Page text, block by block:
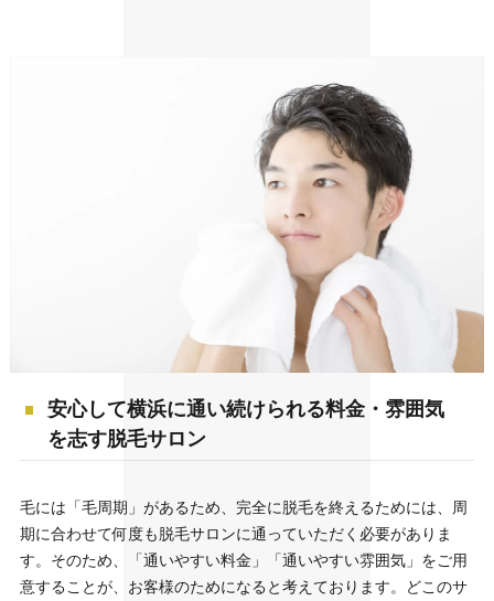
安心して横浜に通い続けられる料金・雰囲気
を志す脱毛サロン
毛には「毛周期」があるため、完全に脱毛を終えるためには、周
期に合わせて何度も脱毛サロンに通っていただく必要がありま
す。そのため、「通いやすい料金」「通いやすい雰囲気」をご用
意することが、お客様のためになると考えております。どこのサ